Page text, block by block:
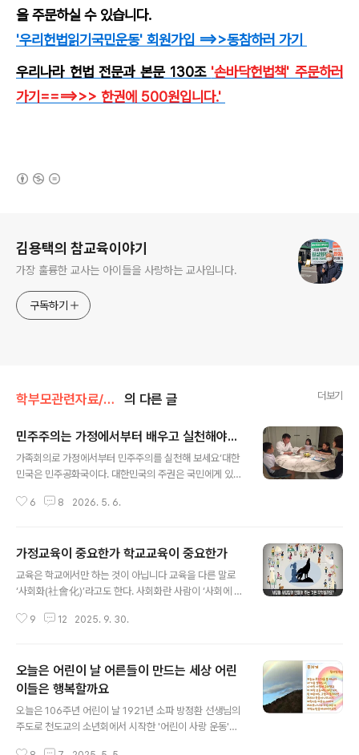
을 주문하실 수 있습니다.
'우리헌법읽기국민운동' 회원가입 ==>>동참하러 가기
우리나라 헌법 전문과 본문 130조 '손바닥헌법책'주문하러
가기====>>> 한권에 500원입니다.'
김용택의 참교육이야기
가장 훌륭한 교사는 아이들을 사랑하는 교사입니다.
구독하기
학부모관련자료/자녀교육 의 다른 글 더보기
민주주의는 가정에서부터 배우고 실천해야...
가족회의로 가정에서부터 민주주의를 실천해 보세요‘대한
민국은 민주공화국이다. 대한민국의 주권은 국민에게 있고
혜정부 때 국민들이 목마르게 외치던 구호다. 헌법은 법전
의 생활화를 체화해야 하지만 ‘학교에만 민주주의가 없
다’는 비판은 아직도 유효하다.학교는 국민들이 나라의 주
인으로서 당당하게 권리를 행사할 수 있도록 민주시민을
서부터요, 둘째는 학교에서다. 그리고 그가 소속된 직장이
6 8 2026. 5. 6.
가정교육이 중요한가 학교교육이 중요한가
교육은 학교에서만 하는 것이 아닙니다 교육을 다른 말로
‘사회화(社會化)’라고도 한다. 사회화란 사람이 ‘사회에 적
통해 사회생활에 필요한 가치, 기술, 지식, 규범 들을 학습
다. 현대식 학교교육기관이 등장하기 전에는 가정이 그 기
능을 감당했다.사회화는 언제부터 시작되는가? 사람들은
교육이란 ‘학교에서 이루어지는 전유물’일라고 착각하는
사람들이 있다. 그러나 사실은 교육이란 공교육기관 이전
무엇인가? 교육이란 태아단계에서 엄마의 체온을 느끼고
9 12 2025. 9. 30.
오늘은 어린이 날 어른들이 만드는 세상 어린
이들은 행복할까요
오늘은 106주년 어린이 날 1921년 소파 방정환 선생님의
주도로 천도교의 소년회에서 시작한 '어린이 사랑 운동'이